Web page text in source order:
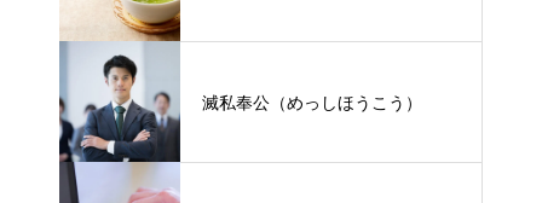
滅私奉公（めっしほうこう）